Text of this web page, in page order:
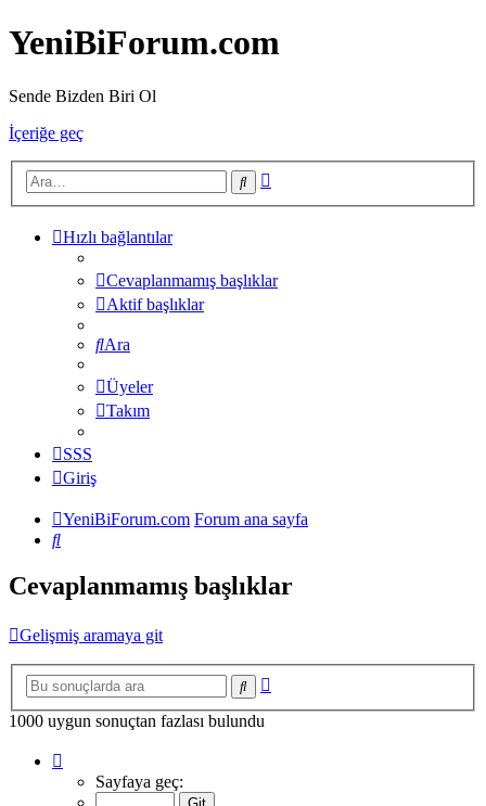
YeniBiForum.com
Sende Bizden Biri Ol
İçeriğe geç
Ara
Hızlı bağlantılar
Cevaplanmamış başlıklar
Aktif başlıklar
Ara
Üyeler
Takım
SSS
Giriş
YeniBiForum.com Forum ana sayfa
Ara
Cevaplanmamış başlıklar
Gelişmiş aramaya git
Ara
1000 uygun sonuçtan fazlası bulundu
sayfa
(Toplam
Sayfaya geç: